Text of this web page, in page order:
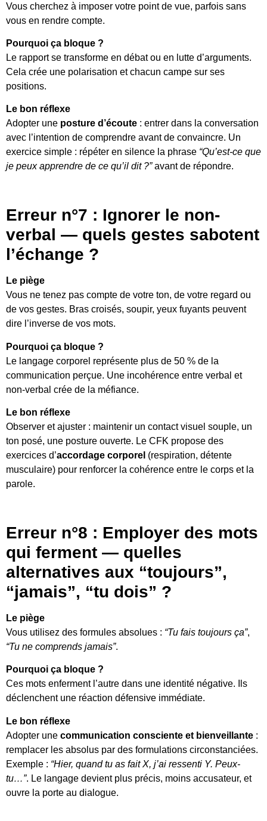
Vous cherchez à imposer votre point de vue, parfois sans
vous en rendre compte.
Pourquoi ça bloque ?
Le rapport se transforme en débat ou en lutte d’arguments.
Cela crée une polarisation et chacun campe sur ses
positions.
Le bon réflexe
Adopter une posture d’écoute : entrer dans la conversation
avec l’intention de comprendre avant de convaincre. Un
exercice simple : répéter en silence la phrase “Qu’est-ce que
je peux apprendre de ce qu’il dit ?”avant de répondre.
Erreur n°7 : Ignorer le non-
verbal — quels gestes sabotent
l’échange ?
Le piège
Vous ne tenez pas compte de votre ton, de votre regard ou
de vos gestes. Bras croisés, soupir, yeux fuyants peuvent
dire l’inverse de vos mots.
Pourquoi ça bloque ?
Le langage corporel représente plus de 50 % de la
communication perçue. Une incohérence entre verbal et
non-verbal crée de la méfiance.
Le bon réflexe
Observer et ajuster : maintenir un contact visuel souple, un
ton posé, une posture ouverte. Le CFK propose des
exercices d’accordage corporel (respiration, détente
musculaire) pour renforcer la cohérence entre le corps et la
parole.
Erreur n°8 : Employer des mots
qui ferment — quelles
alternatives aux “toujours”,
“jamais”, “tu dois” ?
Le piège
Vous utilisez des formules absolues : “Tu fais toujours ça”,
“Tu ne comprends jamais”.
Pourquoi ça bloque ?
Ces mots enferment l’autre dans une identité négative. Ils
déclenchent une réaction défensive immédiate.
Le bon réflexe
Adopter une communication consciente et bienveillante :
remplacer les absolus par des formulations circonstanciées.
Exemple : “Hier, quand tu as fait X, j’ai ressenti Y. Peux-
tu…”. Le langage devient plus précis, moins accusateur, et
ouvre la porte au dialogue.